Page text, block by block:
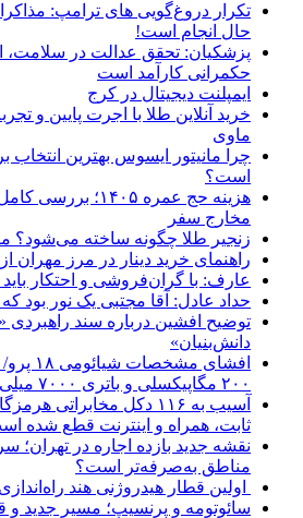
تکرار دروغ‌گویی های ترامپ:
حال انجام است!
پزشکیان: تحقق عدالت در سلامت،
حکمرانی کارآمد است
ایمپلنت دیجیتال در کرج
خرید آنلاین طلا با اجرت پایین و
ماوی
چرا مانیتور ایسوس بهترین انتخاب
است؟
هزینه حج عمره
مخارج سفر
زنجیر طلا چگونه ساخته می‌شود؟
راهنمای خرید دینار در مرز مهران از
عارف: با گران‌فروشی و احتکار
حداد عادل: آقا مجتبی یک نور بود
توضیح افشین درباره سند راهبردی
دانش‌بنیان»
افشای
۲۰۰ مگاپیکسلی و باتری ۷۰۰۰ میلی‌آمپری در راه است
آسیب به ۱۱۶ دکل مخابراتی
ثابت، همراه و اینترنت ‌قطع شده
نقشه جدید بازده اجاره در تهران؛
مناطق به‌صرفه‌تر است؟
اولین قطار هیدروژنی هند
سائوتومه و پرنسیپ؛ مسیر جدید و